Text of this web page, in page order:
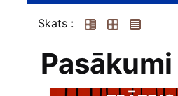
Skats :
Pasākumi